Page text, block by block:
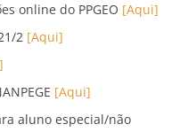
online do PPGEO [Aqui]
2 [Aqui]
[Aqui]
aluno especial/não